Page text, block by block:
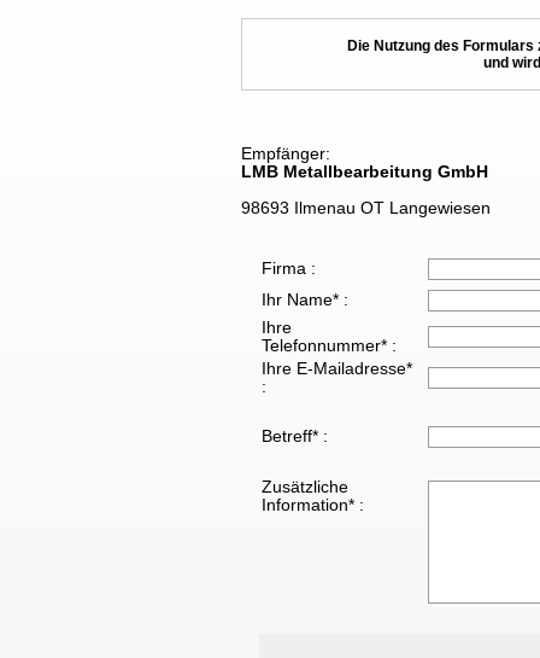
Die Nutzung des
und
Empfänger:
LMB Metallbearbeitung GmbH
98693 Ilmenau OT Langewiesen
Firma :
Ihr Name* :
Ihre
Telefonnummer* :
Ihre E-Mailadresse*
:
Betreff* :
Zusätzliche
Information* :